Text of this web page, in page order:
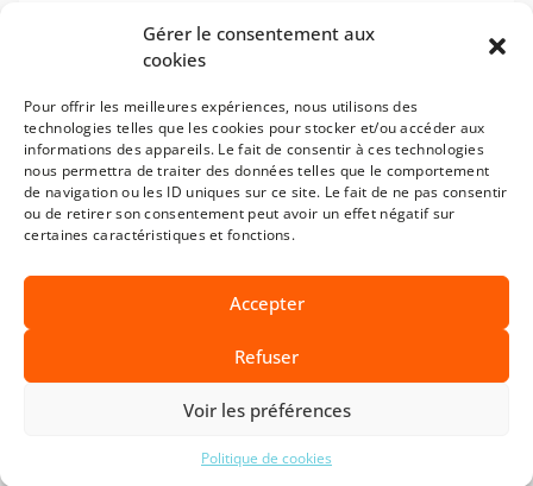
Gérer le consentement aux
cookies
Pour offrir les meilleures expériences, nous utilisons des
technologies telles que les cookies pour stocker et/ou accéder aux
informations des appareils. Le fait de consentir à ces technologies
nous permettra de traiter des données telles que le comportement
de navigation ou les ID uniques sur ce site. Le fait de ne pas consentir
ou de retirer son consentement peut avoir un effet négatif sur
certaines caractéristiques et fonctions.
Accepter
Refuser
Voir les préférences
Politique de cookies
Découvrez nos services pour les industries
© 2025 CIRA | Site réalisé parJMD Web